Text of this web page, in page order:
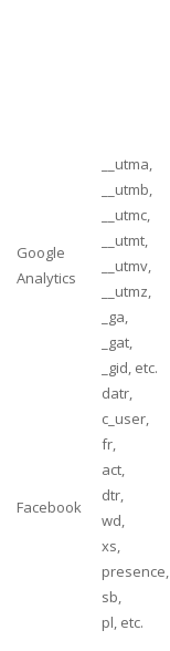
Google
Analytics
__utma,
__utmb,
__utmc,
__utmt,
__utmv,
__utmz,
_ga,
_gat,
_gid, etc.
Facebook
datr,
c_user,
fr,
act,
dtr,
wd,
xs,
presence,
sb,
pl, etc.